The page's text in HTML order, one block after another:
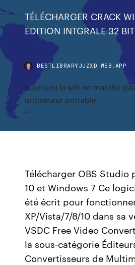
TÉLÉCHARGER CRACK
EDITION INTGRALE 32
BESTLIBRARYJJZXD.WEB.APP
Pourquoi la wifi ne marche
ordinateur portable
Télécharger OBS Studio
10 et Windows 7 Ce
été écrit pour
XP/Vista/7/8/10 dans sa
VSDC Free Video
la sous-catégorie
Convertisseurs de